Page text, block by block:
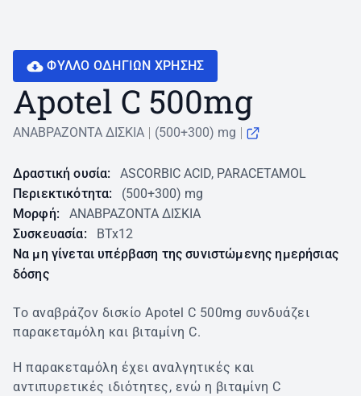
Apotel C 500mg
ΑΝΑΒΡΑΖΟΝΤΑ ΔΙΣΚΙΑ (500+300) mg
To αναβράζον δισκίο Apotel C 500mg συνδυάζει
παρακεταμόλη και βιταμίνη C.
Η παρακεταμόλη έχει αναλγητικές και
αντιπυρετικές ιδιότητες, ενώ η βιταμίνη C
Δραστική ουσία:
ASCORBIC ACID, PARACETAMOL
Περιεκτικότητα:
(500+300) mg
Μορφή:
ΑΝΑΒΡΑΖΟΝΤΑ ΔΙΣΚΙΑ
Συσκευασία:
BTx12
Να μη γίνεται υπέρβαση της συνιστώμενης ημερήσιας
δόσης
ΦΥΛΛΟ ΟΔΗΓΙΩN ΧΡΗΣΗΣ